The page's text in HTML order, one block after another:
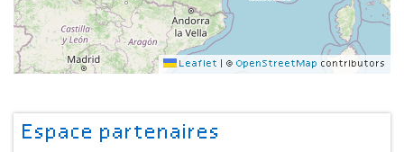
Leaflet © OpenStreetMap contributors
Espace partenaires